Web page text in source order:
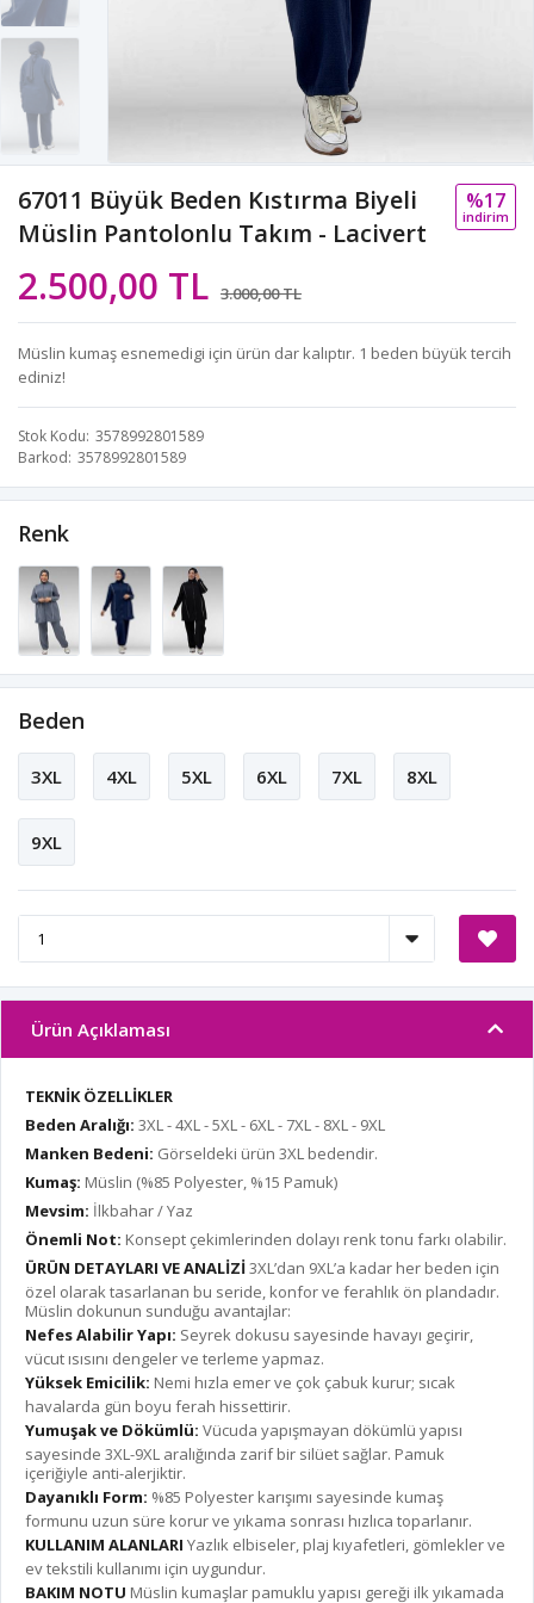
67011 Büyük Beden Kıstırma Biyeli
Müslin Pantolonlu Takım - Lacivert
2.500,00 TL 3.000,00 TL
%17
i̇ndi̇ri̇m
Müslin kumaş esnemedigi için ürün dar kalıptır. 1 beden büyük tercih
ediniz!
Stok Kodu 3578992801589
Barkod 3578992801589
Renk
Beden
3XL 4XL 5XL 6XL 7XL 8XL
9XL
Ürün Açıklaması
TEKNİK ÖZELLİKLER
Beden Aralığı: 3XL - 4XL - 5XL - 6XL - 7XL - 8XL - 9XL
Manken Bedeni: Görseldeki ürün 3XL bedendir.
Kumaş: Müslin (%85 Polyester, %15 Pamuk)
Mevsim: İlkbahar / Yaz
Önemli Not: Konsept çekimlerinden dolayı renk tonu farkı olabilir.
ÜRÜN DETAYLARI VE ANALİZİ 3XL’dan 9XL’a kadar her beden için
özel olarak tasarlanan bu seride, konfor ve ferahlık ön plandadır.
Müslin dokunun sunduğu avantajlar:
Nefes Alabilir Yapı: Seyrek dokusu sayesinde havayı geçirir,
vücut ısısını dengeler ve terleme yapmaz.
Yüksek Emicilik: Nemi hızla emer ve çok çabuk kurur; sıcak
havalarda gün boyu ferah hissettirir.
Yumuşak ve Dökümlü: Vücuda yapışmayan dökümlü yapısı
sayesinde 3XL-9XL aralığında zarif bir silüet sağlar. Pamuk
içeriğiyle anti-alerjiktir.
Dayanıklı Form: %85 Polyester karışımı sayesinde kumaş
formunu uzun süre korur ve yıkama sonrası hızlıca toparlanır.
KULLANIM ALANLARI Yazlık elbiseler, plaj kıyafetleri, gömlekler ve
ev tekstili kullanımı için uygundur.
BAKIM NOTU Müslin kumaşlar pamuklu yapısı gereği ilk yıkamada